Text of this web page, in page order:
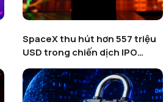
SpaceX thu hút hơn 557 triệu
USD trong chiến dịch IPO
token hoá trên Binance